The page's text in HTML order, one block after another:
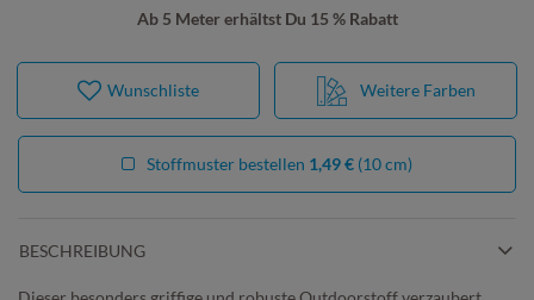
Ab 5 Meter erhältst Du 15 % Rabatt
Weitere Farben
Wunschliste
Stoffmuster bestellen 1,49 € (10 cm)
BESCHREIBUNG